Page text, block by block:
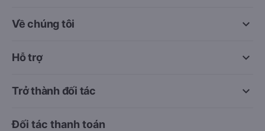
keyboard_arrow_down
Về chúng tôi
keyboard_arrow_down
Hỗ trợ
keyboard_arrow_down
Trở thành đối tác
Đối tác thanh toán